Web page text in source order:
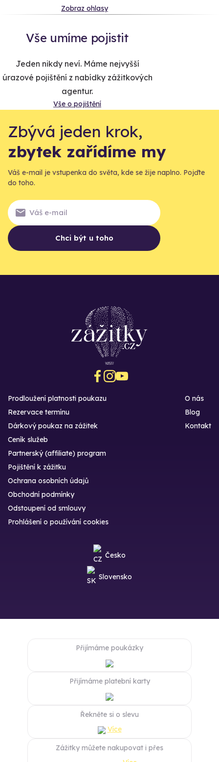
Zobraz ohlasy
Vše umíme pojistit
Jeden nikdy neví. Máme nejvyšší
úrazové pojištění z nabídky zážitkových
agentur.
Vše o pojištění
Zbývá jeden krok,
zbytek zařídíme my
Váš e-mail je vstupenka do světa, kde se žije naplno. Pojďte
do toho.
Chci být u toho
Prodloužení platnosti poukazu
Rezervace termínu
Dárkový poukaz na zážitek
O nás
Blog
Kontakt
Ceník služeb
Partnerský (affiliate) program
Pojištění k zážitku
Ochrana osobních údajů
Obchodní podmínky
Odstoupení od smlouvy
Prohlášení o používání cookies
Česko
Slovensko
Přijímáme poukázky
Přijímáme platební karty
Řekněte si o slevu
Více
Zážitky můžete nakupovat i přes